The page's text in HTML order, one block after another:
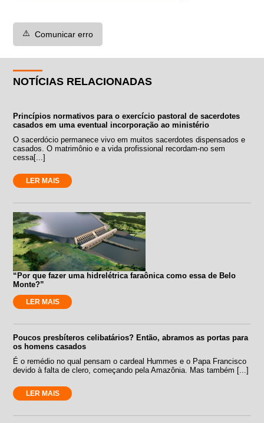
⚠️ Comunicar erro
NOTÍCIAS RELACIONADAS
Princípios normativos para o exercício pastoral de sacerdotes
casados em uma eventual incorporação ao ministério
O sacerdócio permanece vivo em muitos sacerdotes dispensados e
casados. O matrimônio e a vida profissional recordam-no sem
cessa[...]
LER MAIS
“Por que fazer uma hidrelétrica faraônica como essa de Belo
Monte?”
LER MAIS
Poucos presbíteros celibatários? Então, abramos as portas para
os homens casados
É o remédio no qual pensam o cardeal Hummes e o Papa Francisco
devido à falta de clero, começando pela Amazônia. Mas também [...]
LER MAIS